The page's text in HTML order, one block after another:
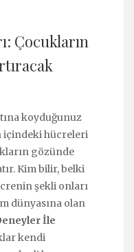
Çocukların
koyduğunuz
içindeki hücreleri
gözünde
Kim bilir, belki
şekli onları
dünyasına olan
İle
kendi